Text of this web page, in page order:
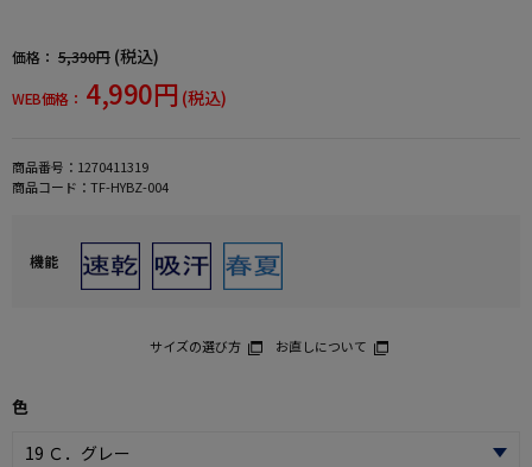
価格： 5,390円 (税込)
WEB価格： 4,990円 (税込)
商品番号： 1270411319
商品コード： TF-HYBZ-004
機能
サイズの選び方 お直しについて
色